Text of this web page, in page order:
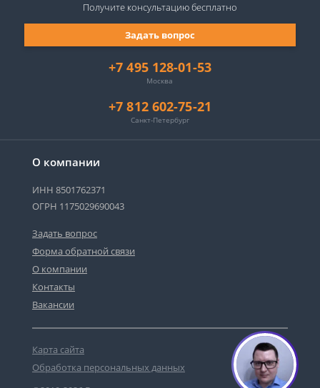
О компании
ИНН 8501762371
ОГРН 1175029690043
Задать вопрос
Форма обратной связи
О компании
Контакты
Вакансии
Карта сайта
Обработка персональных данных
+7 495 128-01-53
Москва
+7 812 602-75-21
Санкт-Петербург
Задать вопрос
Получите консультациюбесплатно